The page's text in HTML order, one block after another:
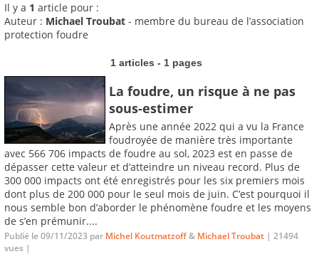
Il y a 1 article pour :
Auteur : Michael Troubat - membre du bureau de l’association
protection foudre
1 articles - 1 pages
La foudre, un risque à ne pas
sous-estimer
Après une année 2022 qui a vu la France
foudroyée de manière très importante
avec 566 706 impacts de foudre au sol, 2023 est en passe de
dépasser cette valeur et d’atteindre un niveau record. Plus de
300 000 impacts ont été enregistrés pour les six premiers mois
dont plus de 200 000 pour le seul mois de juin. C’est pourquoi il
nous semble bon d’aborder le phénomène foudre et les moyens
de s’en prémunir....
Publié le 09/11/2023 par Michel Koutmatzoff& Michael Troubat | 21494
vues |